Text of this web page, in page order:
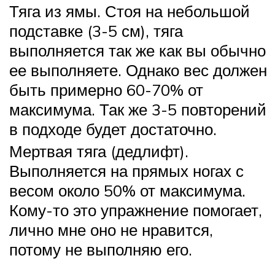
Тяга из ямы. Стоя на небольшой
подставке (3-5 см), тяга
выполняется так же как вы обычно
ее выполняете. Однако вес должен
быть примерно 60-70% от
максимума. Так же 3-5 повторений
в подходе будет достаточно.
Мертвая тяга (дедлифт).
Выполняется на прямых ногах с
весом около 50% от максимума.
Кому-то это упражнение помогает,
лично мне оно не нравится,
потому не выполняю его.